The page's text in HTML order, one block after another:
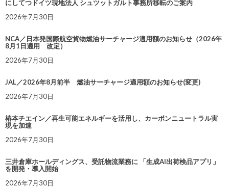
にしてつドイツ現地法人 シュツットガルト事務所移転のご案内
2026年7月30日
NCA／日本発国際航空貨物燃油サーチャージ適用額のお知らせ（2026年
8月1日適用 改定）
2026年7月30日
JAL／2026年8月前半 燃油サーチャージ適用額のお知らせ(変更)
2026年7月30日
椿本チエイン／再生可能エネルギーを活用し、カーボンニュートラル実
現を加速
2026年7月30日
三井倉庫ホールディングス、受託物流業務に 「生成AI出荷検品アプリ」
を開発・導入開始
2026年7月30日